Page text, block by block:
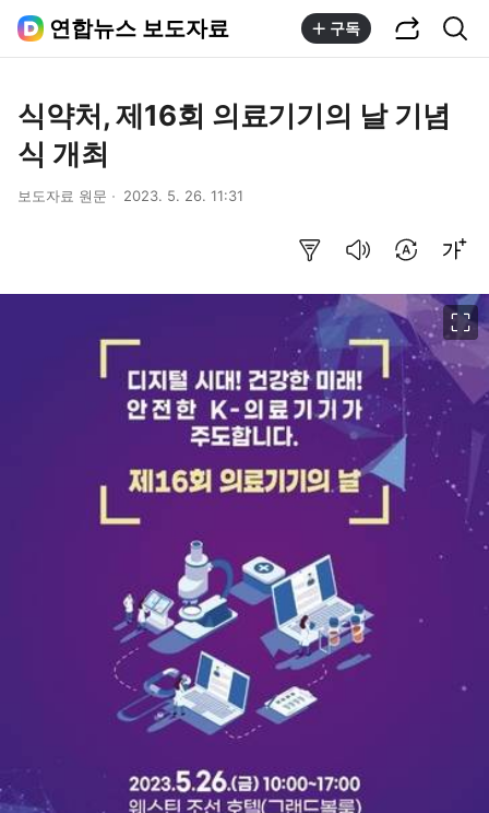
연합뉴스 보도자료 구독
식약처, 제16회 의료기기의 날 기념
식 개최
보도자료 원문 2023. 5. 26. 11:31